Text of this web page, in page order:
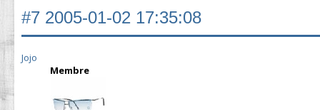
#7 2005-01-02 17:35:08
Jojo
Membre